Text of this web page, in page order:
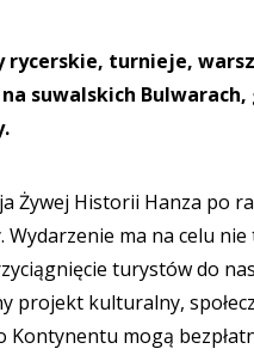
rycerskie, turnieje,
na suwalskich
Żywej Historii Hanza po
Wydarzenie ma na celu
turystów do
projekt kulturalny,
Kontynentu mogą